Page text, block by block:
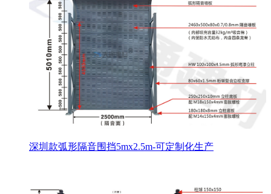
深圳款弧形隔音围挡5mx2.5m-可定制化生产